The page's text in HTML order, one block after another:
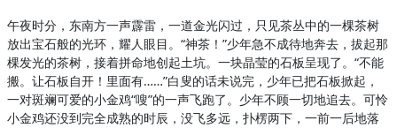
午夜时分，东南方一声霹雷，一道金光闪过，只见茶丛中的一棵茶树
放出宝石般的光环，耀人眼目。“神茶！”少年急不成待地奔去，拔起那
棵发光的茶树，接着拼命地创起土坑。一块晶莹的石板呈现了。“不能
搬。让石板自开！里面有……”白叟的话未说完，少年已把石板掀起，
一对斑斓可爱的小金鸡“嗖”的一声飞跑了。少年不顾一切地追去。可怜
小金鸡还没到完全成熟的时辰，没飞多远，扑楞两下，一前一后地落